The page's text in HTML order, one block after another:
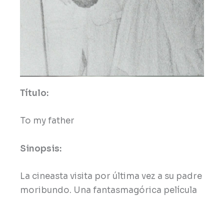
Título:
To my father
Sinopsis:
La cineasta visita por última vez a su padre
moribundo. Una fantasmagórica película